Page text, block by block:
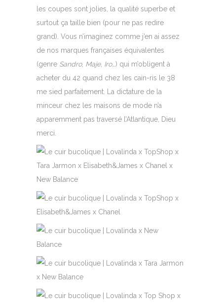
les coupes sont jolies, la qualité superbe et
surtout ça taille bien (pour ne pas redire
grand). Vous n’imaginez comme j’en ai assez
de nos marques françaises équivalentes
(genre Sandro, Maje, Iro…) qui m’obligent à
acheter du 42 quand chez les cain-ris le 38
me sied parfaitement. La dictature de la
minceur chez les maisons de mode n’a
apparemment pas traversé l’Atlantique, Dieu
merci.